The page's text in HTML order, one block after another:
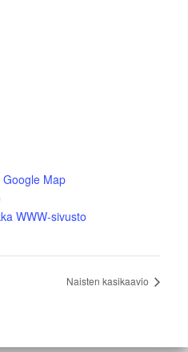
Google Map
WWW-sivusto
Naisten kasikaavio